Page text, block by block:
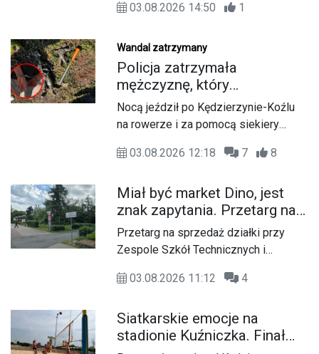
zdarzenia drogowego z udziałem
03.08.2026 14:50 1
Wandal zatrzymany
Policja zatrzymała
mężczyznę, który
dewastował koziołki
siekierą! Odcięte elementy
zakopał w ogródku
Nocą jeździł po Kędzierzynie-Koźlu
na rowerze i za pomocą siekiery
miejskich rzeźb. Łup ukrywał,
Policjanci zatrzymali 44-letniego
mieszkańca powiatu, który miał w ten
sposób uszkodzić kilka
charakterystycznych figurek.
03.08.2026 12:18 7 8
Miał być market Dino, jest
znak zapytania. Przetarg na
działkę przy szkole
zakończył się bez ofert
Przetarg na sprzedaż działki przy
Zespole Szkół Technicznych i
Koźlu zakończył się bez
wcześniejszego zainteresowania
terenem ze strony sieci Dino, do
03.08.2026 11:12 4
Siatkarskie emocje na
stadionie Kuźniczka. Finał